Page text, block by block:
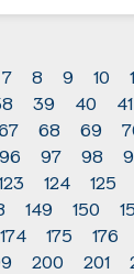
7 8 9 10
39 40 41
68 69
96 97 98
124 125
149 150
174 175 176
200 201